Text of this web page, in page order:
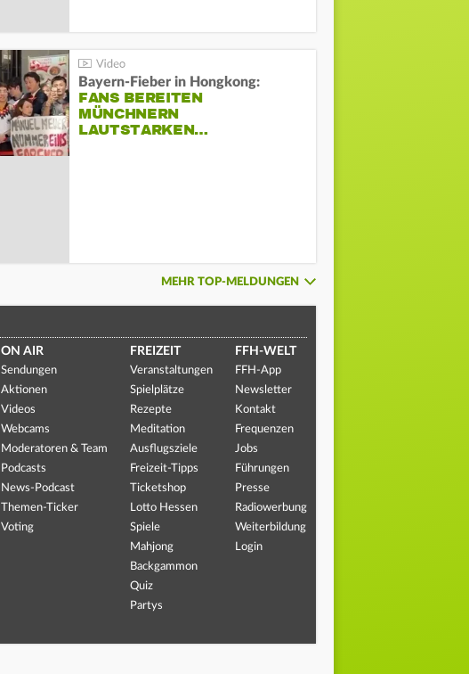
Bayern-Fieber in Hongkong:
FANS BEREITEN
MÜNCHNERN
LAUTSTARKEN…
MEHR TOP-MELDUNGEN
ON AIR
Sendungen
Aktionen
Videos
Webcams
Moderatoren & Team
Podcasts
News-Podcast
Themen-Ticker
Voting
FREIZEIT
Veranstaltungen
Spielplätze
Rezepte
Meditation
Ausflugsziele
Freizeit-Tipps
Ticketshop
Lotto Hessen
Spiele
Mahjong
Backgammon
Quiz
Partys
FFH-WELT
FFH-App
Newsletter
Kontakt
Frequenzen
Jobs
Führungen
Presse
Radiowerbung
Weiterbildung
Login